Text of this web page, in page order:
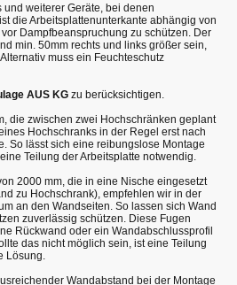
weiterer Geräte, bei denen
die Arbeitsplattenunterkante abhängig von
Dampfbeanspruchung zu schützen. Der
min. 50mm rechts und links größer sein,
muss ein Feuchteschutz
AUS KG zu berücksichtigen.
die zwischen zwei Hochschränken geplant
Hochschranks in der Regel erst nach
So lässt sich eine reibungslose Montage
Teilung der Arbeitsplatte notwendig.
2000 mm, die in eine Nische eingesetzt
zu Hochschrank), empfehlen wir in der
an den Wandseiten. So lassen sich Wand
zuverlässig schützen. Diese Fugen
Rückwand oder ein Wandabschlussprofil
das nicht möglich sein, ist eine Teilung
Lösung.
Wandabstand bei der Montage